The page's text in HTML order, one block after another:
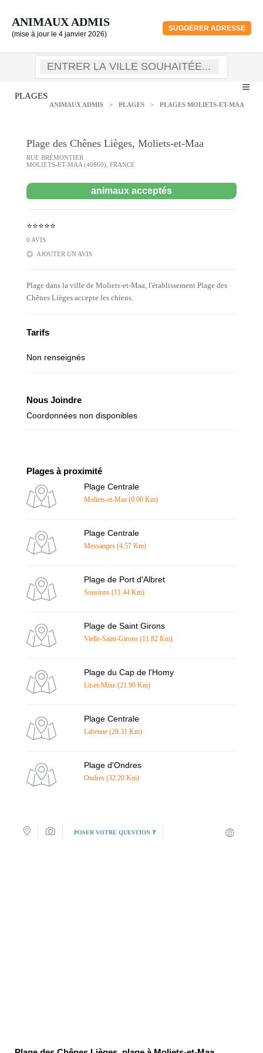
ANIMAUX ADMIS
(mise à jour le 4 janvier 2026)
SUGGÉRER ADRESSE
PLAGES
ANIMAUX ADMIS > PLAGES > PLAGES MOLIETS-ET-MAA
Plage des Chênes Lièges, Moliets-et-Maa
RUE BRÉMONTIER
MOLIETS-ET-MAA (40660), FRANCE
animaux acceptés
⭐⭐⭐⭐⭐
0 AVIS
AJOUTER UN AVIS
Plage dans la ville de Moliets-et-Maa, l'établissement Plage des
Chênes Lièges accepte les chiens.
Tarifs
Non renseignés
Nous Joindre
Coordonnées non disponibles
Plages à proximité
Plage Centrale
Moliets-et-Maa (0.00 Km)
Plage Centrale
Messanges (4.57 Km)
Plage de Port d'Albret
Soustons (11.44 Km)
Plage de Saint Girons
Vielle-Saint-Girons (11.82 Km)
Plage du Cap de l'Homy
Lit-et-Mixe (21.90 Km)
Plage Centrale
Labenne (28.31 Km)
Plage d'Ondres
Ondres (32.20 Km)
POSER VOTRE QUESTION ❓